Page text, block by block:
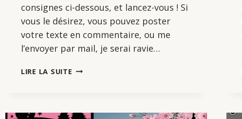
consignes ci-dessous, et lancez-vous ! Si
vous le désirez, vous pouvez poster
votre texte en commentaire, ou me
l’envoyer par mail, je serai ravie…
LIRE LA SUITE ATELIER
DANGER